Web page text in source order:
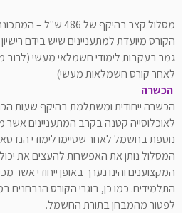
מסלול קצר בהיקף של
הקורס מיועדת למתעניינים שיש בידם
גמר בעקבות לימודי חשמלאי מעשי (לרוב
לאחר קורס חשמלאות מעשי)
הכשרה
לאוכלוסייה קטנה בקרב המתעניינים
נוספת בחשמל לאחר שסיימו לימודי
המסלול נותן את האפשרות להעצים את
המקצוענים והינו נערך באופן ייחודי אשר
התלמידים. כמו כן, בוגרי הקורס הנבחנים
לפטור מהמבחן בתורת החשמל.